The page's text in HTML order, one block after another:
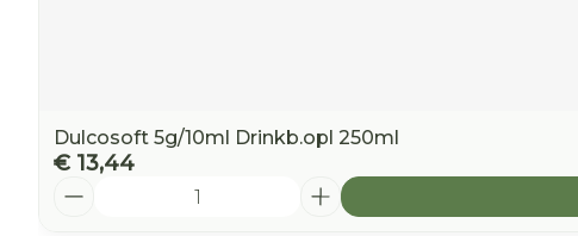
Dulcosoft 5g/10ml Drinkb.opl 250ml
€ 13,44